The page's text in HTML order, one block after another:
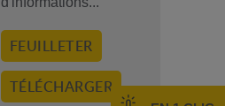
FEUILLETER
TÉLÉCHARGER